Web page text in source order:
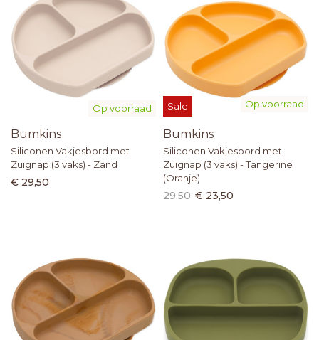
Op voorraad
Bumkins
Siliconen Vakjesbord met
Zuignap (3 vaks) - Zand
€ 29,50
Op voorraad
Sale
Bumkins
Siliconen Vakjesbord met
Zuignap (3 vaks) - Tangerine
(Oranje)
29.50 € 23,50